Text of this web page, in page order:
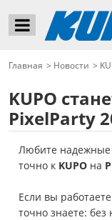
Главная > Новости >
KUPO
PixelParty
Любите надежные
точно к KUPO на
Если вы
точно знаете: